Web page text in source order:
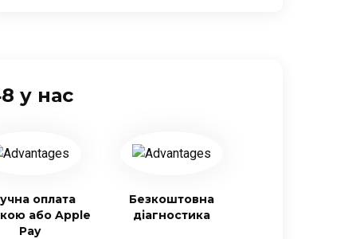
у нас
оплата
або Apple
Pay
Безкоштовна
діагностика